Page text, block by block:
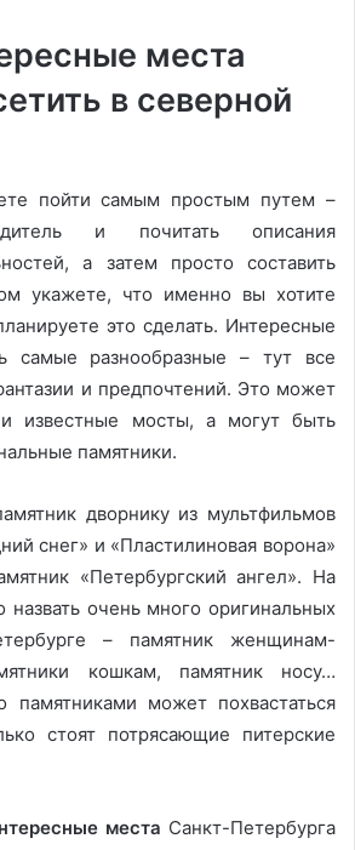
места
в северной
пойти самым простым путем –
и почитать описания
а затем просто составить
укажете, что именно вы хотите
это сделать. Интересные
самые разнообразные – тут все
и предпочтений. Это может
известные мосты, а могут быть
памятники.
дворнику из мультфильмов
снег» и «Пластилиновая ворона»
«Петербургский ангел». На
очень много оригинальных
– памятник женщинам-
кошкам, памятник носу…
памятниками может похвастаться
стоят потрясающие питерские
места Санкт-Петербурга